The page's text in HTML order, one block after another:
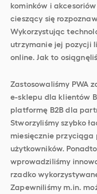
kominków i
cieszący się
Wykorzystując
utrzymanie jej pozycji
online. Jak to
Zastosowaliśmy PWA
e-sklepu dla klientów
platformę B2B dla
Stworzyliśmy szybko
miesięcznie
użytkowników.
wprowadziliśmy
rzadko
Zapewniliśmy m.in.